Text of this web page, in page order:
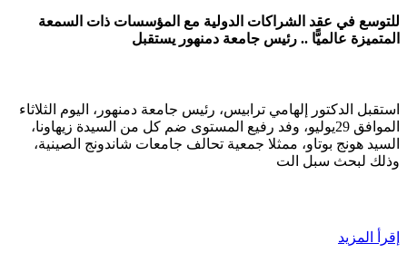
للتوسع في عقد الشراكات الدولية مع المؤسسات ذات السمعة
المتميزة عالميًّا .. رئيس جامعة دمنهور يستقبل
استقبل الدكتور إلهامي ترابيس، رئيس جامعة دمنهور، اليوم الثلاثاء
الموافق 29يوليو، وفد رفيع المستوى ضم كل من السيدة زيهاونا،
السيد هونج بوتاو، ممثلا جمعية تحالف جامعات شاندونج الصينية،
وذلك لبحث سبل الت
إقرأ المزيد